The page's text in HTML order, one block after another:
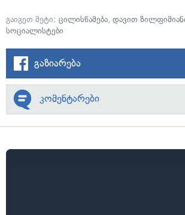
გაიგეთ მეტი: ცილისწამება, დავით
სოციალისტები
გაზიარება
კომენტარები